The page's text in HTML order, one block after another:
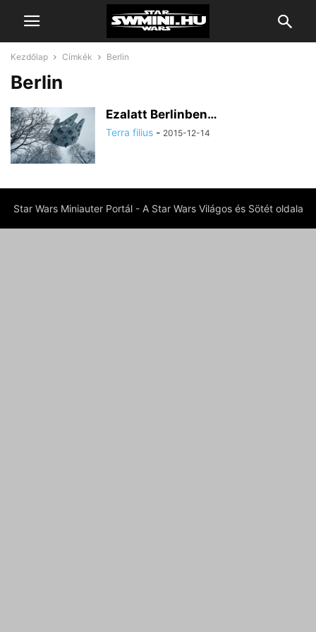
Kezdőlap Címkék Berlin
Berlin
Ezalatt Berlinben…
Terra filius - 2015-12-14
Star Wars Miniauter Portál - A Star Wars Világos és Sötét oldala